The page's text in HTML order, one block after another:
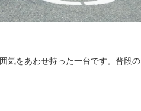
気をあわせ持った一台です。普段